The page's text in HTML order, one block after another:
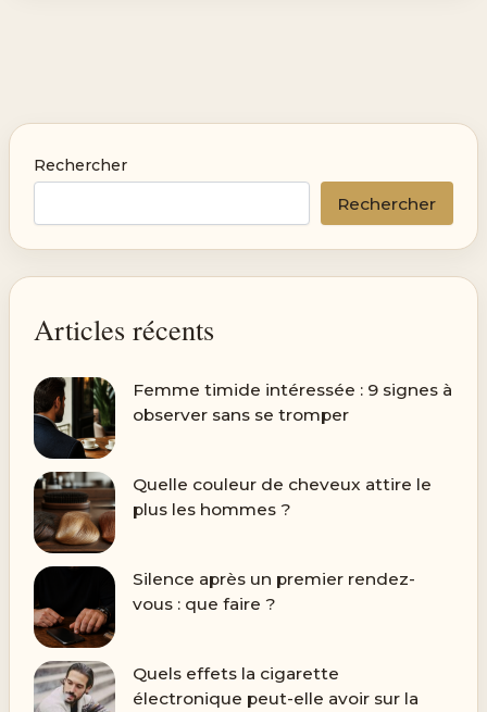
Rechercher
Rechercher
Articles récents
Femme timide intéressée : 9 signes à
observer sans se tromper
Quelle couleur de cheveux attire le
plus les hommes ?
Silence après un premier rendez-
vous : que faire ?
Quels effets la cigarette
électronique peut-elle avoir sur la